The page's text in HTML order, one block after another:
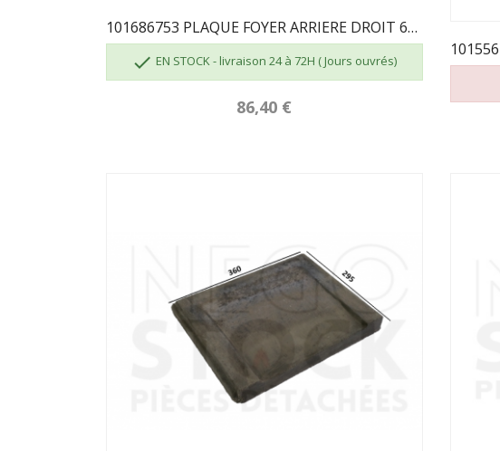
101686753 PLAQUE FOYER ARRIERE DROIT 6753
 EN STOCK - livraison 24 à 72H ( Jours ouvrés)
86,40 €